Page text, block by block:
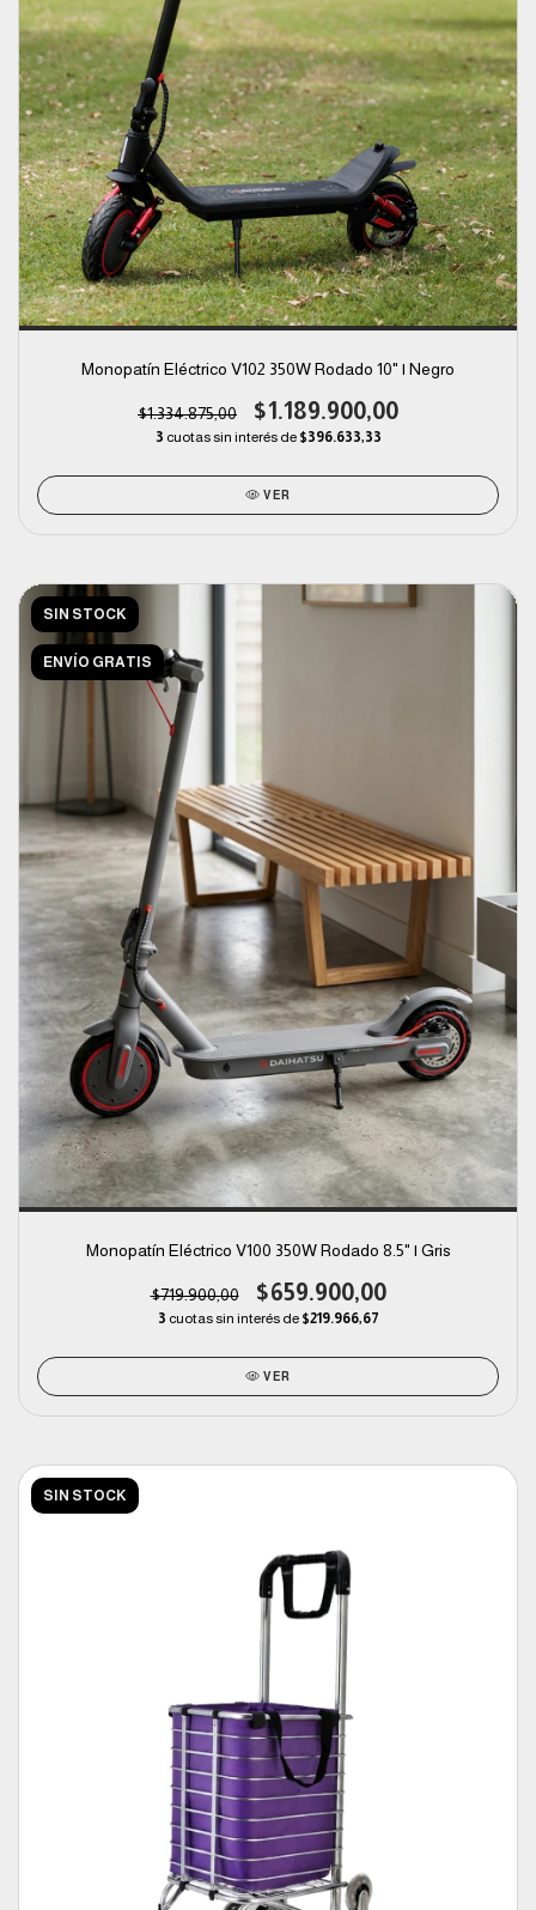
Monopatín Eléctrico V102 350W Rodado 10" | Negro
$1.334.875,00 $1.189.900,00
3 cuotas sin interés de $396.633,33
VER
SIN STOCK
ENVÍO GRATIS
Monopatín Eléctrico V100 350W Rodado 8.5" | Gris
$719.900,00 $659.900,00
3 cuotas sin interés de $219.966,67
VER
SIN STOCK